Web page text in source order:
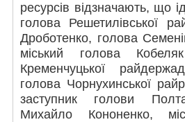
ресурсів відзначають, що
голова Решетилівської
Дроботенко, голова
міський голова
Кременчуцької
голова Чорнухинської
заступник голови
Михайло Кононенко,